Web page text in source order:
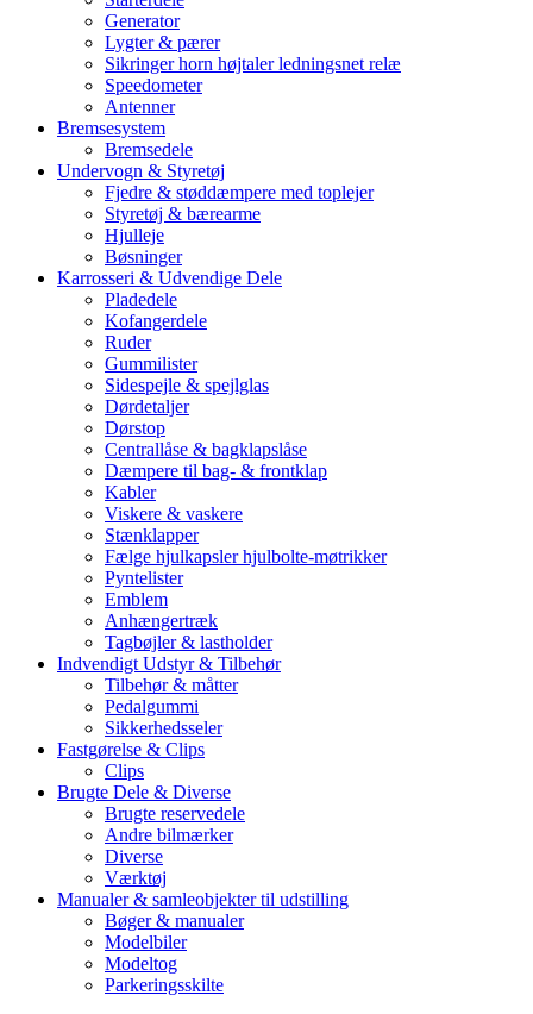
Generator
Lygter & pærer
Sikringer horn højtaler ledningsnet relæ
Speedometer
Antenner
Bremsesystem
Bremsedele
Undervogn & Styretøj
Fjedre & støddæmpere med toplejer
Styretøj & bærearme
Hjulleje
Bøsninger
Karrosseri & Udvendige Dele
Pladedele
Kofangerdele
Ruder
Gummilister
Sidespejle & spejlglas
Dørdetaljer
Dørstop
Centrallåse & bagklapslåse
Dæmpere til bag- & frontklap
Kabler
Viskere & vaskere
Stænklapper
Fælge hjulkapsler hjulbolte-møtrikker
Pyntelister
Emblem
Anhængertræk
Tagbøjler & lastholder
Indvendigt Udstyr & Tilbehør
Tilbehør & måtter
Pedalgummi
Sikkerhedsseler
Fastgørelse & Clips
Clips
Brugte Dele & Diverse
Brugte reservedele
Andre bilmærker
Diverse
Værktøj
Manualer & samleobjekter til udstilling
Bøger & manualer
Modelbiler
Modeltog
Parkeringsskilte